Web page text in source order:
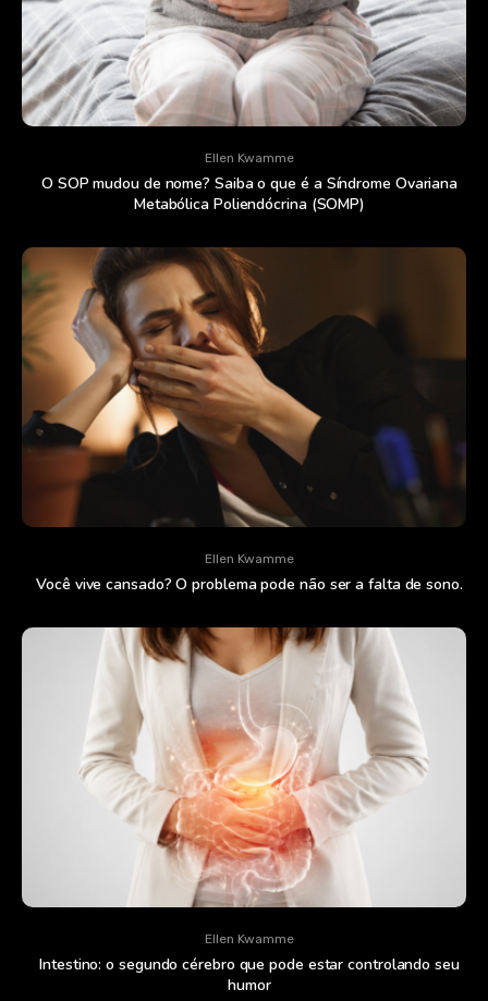
Ellen Kwamme
O SOP mudou de nome? Saiba o que é a Síndrome Ovariana
Metabólica Poliendócrina (SOMP)
Ellen Kwamme
Você vive cansado? O problema pode não ser a falta de sono.
Ellen Kwamme
Intestino: o segundo cérebro que pode estar controlando seu
humor